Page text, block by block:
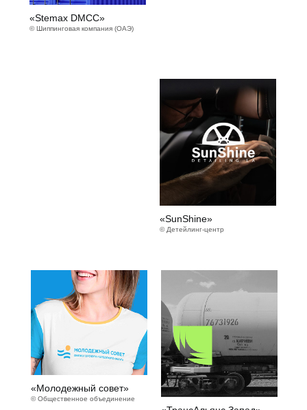
«SunShine»
© Детейлинг-центр
«Stemax DMCC»
© Шиппинговая компания (ОАЭ)
«Молодежный совет»
© Общественное объединение